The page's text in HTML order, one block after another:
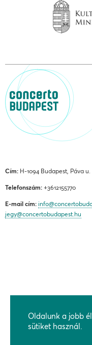
Cím: H-1094 Budapest, Páva u.
Telefonszám: +3612155770
E-mail cím:
jegy@concertobudapest.hu
ADATKEZELÉSI ÉS
BEJELENTÉSI RENDSZEREK
Oldalunk a jobb
sütiket használ.